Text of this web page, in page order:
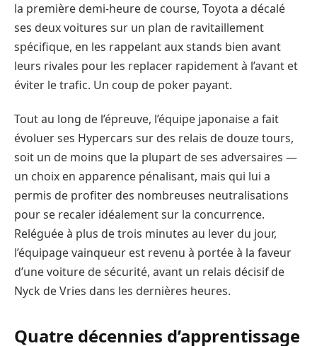
la première demi-heure de course, Toyota a décalé
ses deux voitures sur un plan de ravitaillement
spécifique, en les rappelant aux stands bien avant
leurs rivales pour les replacer rapidement à l’avant et
éviter le trafic. Un coup de poker payant.
Tout au long de l’épreuve, l’équipe japonaise a fait
évoluer ses Hypercars sur des relais de douze tours,
soit un de moins que la plupart de ses adversaires —
un choix en apparence pénalisant, mais qui lui a
permis de profiter des nombreuses neutralisations
pour se recaler idéalement sur la concurrence.
Reléguée à plus de trois minutes au lever du jour,
l’équipage vainqueur est revenu à portée à la faveur
d’une voiture de sécurité, avant un relais décisif de
Nyck de Vries dans les dernières heures.
Quatre décennies d’apprentissage